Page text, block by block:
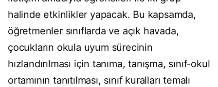
halinde etkinlikler yapacak. Bu kapsamda,
öğretmenler sınıflarda ve açık havada,
çocukların okula uyum sürecinin
hızlandırılması için tanıma, tanışma, sınıf-okul
ortamının tanıtılması, sınıf kuralları temalı